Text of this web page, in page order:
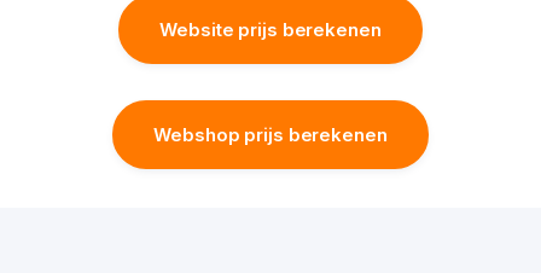
Website prijs berekenen
Webshop prijs berekenen